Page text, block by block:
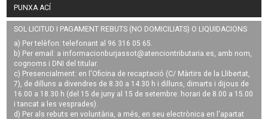
PUNXA ACÍ
SOL·LICITUD I PAGAMENT REBUTS (NO DOMICILIATS) O LIQUIDACIONS
a) Per telèfon: telefonant al 96 316 05 65.
b) Per email: a informacionburjassot@atenciontributaria.es, amb nom,
cognoms i DNI del titular.
c) Presencialment: en l'Oficina de recaptació (C/ Màrtirs de la Llibertat,
7), de dilluns a divendres de 8.30 a 14.30 h i dilluns, dimarts i dijous de
16.00 a 18.30 h (del 15 de juny al 15 de setembre: horari de 8.00 a 15.00
i tancat a les vesprades).
d) Per als rebuts en voluntària, a més, en seu electrònica en l'apartat